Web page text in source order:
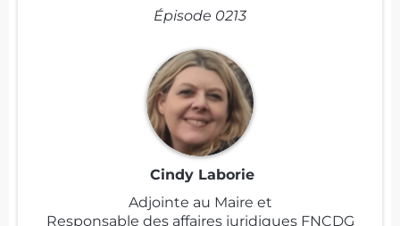
Épisode 0213
Cindy Laborie
Adjointe au Maire et
Responsable des affaires juridiques FNCDG